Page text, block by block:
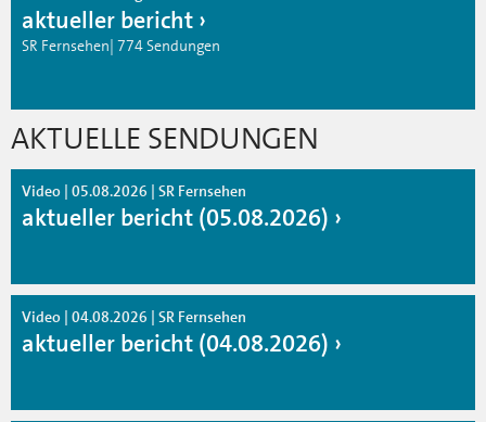
aktueller bericht
SR Fernsehen| 774 Sendungen
AKTUELLE SENDUNGEN
Video | 05.08.2026 | SR Fernsehen
aktueller bericht (05.08.2026)
Video | 04.08.2026 | SR Fernsehen
aktueller bericht (04.08.2026)